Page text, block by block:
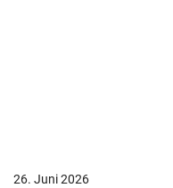
26. Juni 2026